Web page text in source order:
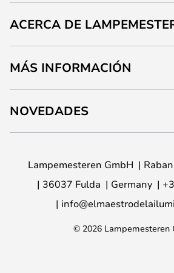
ACERCA DE
MÁS INFORMACIÓN
NOVEDADES
Lampemesteren GmbH
36037 Fulda
Germany
© 2026 Lampemesteren